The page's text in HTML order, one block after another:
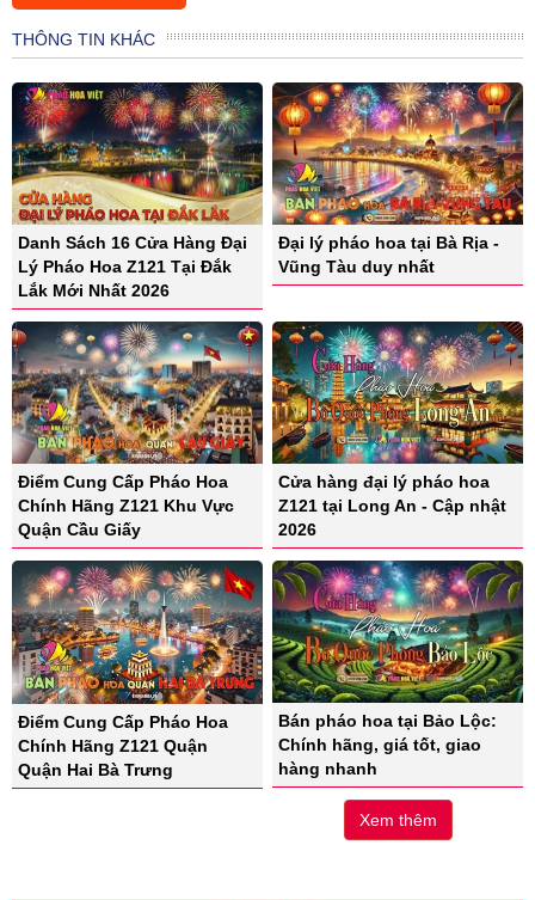
THÔNG TIN KHÁC
Danh Sách 16 Cửa Hàng Đại
Lý Pháo Hoa Z121 Tại Đắk
Lắk Mới Nhất 2026
Đại lý pháo hoa tại Bà Rịa -
Vũng Tàu duy nhất
Điểm Cung Cấp Pháo Hoa
Chính Hãng Z121 Khu Vực
Quận Cầu Giấy
Cửa hàng đại lý pháo hoa
Z121 tại Long An - Cập nhật
2026
Điểm Cung Cấp Pháo Hoa
Chính Hãng Z121 Quận
Quận Hai Bà Trưng
Bán pháo hoa tại Bảo Lộc:
Chính hãng, giá tốt, giao
hàng nhanh
Xem thêm